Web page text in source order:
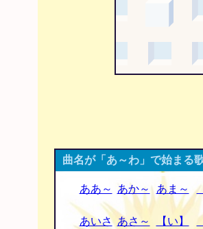
曲名が「あ～わ」で始まる
ああ～ あか～ あま～
あいさ あさ～ 【い】